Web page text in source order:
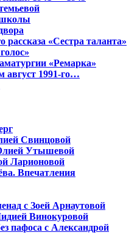
школы
рассказа «Сестра таланта»
«Ремарка»
1991-го…
Свинцовой
Утышевой
Ларионовой
Впечатления
с Зоей Арнаутовой
Винокуровой
пафоса с Александрой